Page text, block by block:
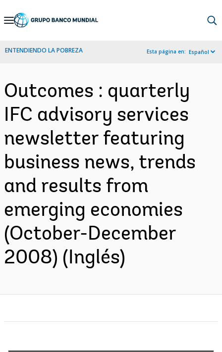
Skip
Navigation
ENTENDIENDO LA POBREZA Esta página en: Español
Outcomes : quarterly
IFC advisory services
newsletter featuring
business news, trends
and results from
emerging economies
(October-December
2008) (Inglés)